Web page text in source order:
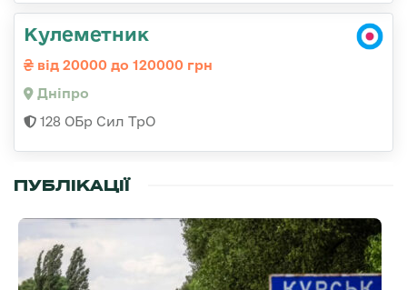
Кулеметник
від 20000 до 120000 грн
Дніпро
128 ОБр Сил ТрО
ПУБЛІКАЦІЇ